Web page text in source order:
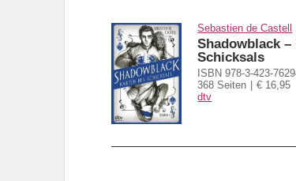
Sebastien de Castell
Shadowblack –
Schicksals
ISBN 978-3-423-
368 Seiten
€ 16,95
dtv